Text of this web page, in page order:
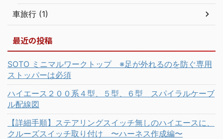
車旅行 (1)
最近の投稿
SOTO ミニマルワークトップ ※足が外れるのを防ぐ専用
ストッパーは必須
ハイエース２００系４型、５型、６型 スパイラルケーブ
ル配線図
【詳細手順】ステアリングスイッチ無しのハイエースに、
クルーズスイッチ取り付け 〜ハーネス作成編〜